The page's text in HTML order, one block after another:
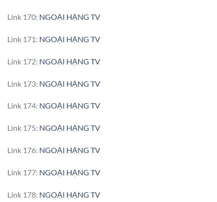
Link 170: NGOẠI HẠNG TV
Link 171: NGOẠI HẠNG TV
Link 172: NGOẠI HẠNG TV
Link 173: NGOẠI HẠNG TV
Link 174: NGOẠI HẠNG TV
Link 175: NGOẠI HẠNG TV
Link 176: NGOẠI HẠNG TV
Link 177: NGOẠI HẠNG TV
Link 178: NGOẠI HẠNG TV